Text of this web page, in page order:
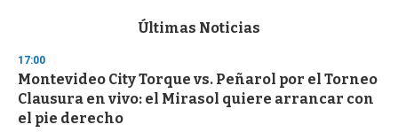
d
s
o
f
3
Últimas Noticias
17:00
Montevideo City Torque vs. Peñarol por el Torneo
Clausura en vivo: el Mirasol quiere arrancar con
el pie derecho